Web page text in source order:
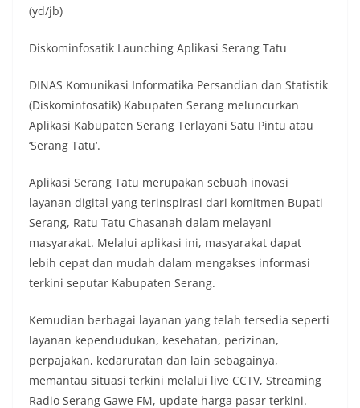
(yd/jb)
Diskominfosatik Launching Aplikasi Serang Tatu
DINAS Komunikasi Informatika Persandian dan Statistik
(Diskominfosatik) Kabupaten Serang meluncurkan
Aplikasi Kabupaten Serang Terlayani Satu Pintu atau
‘Serang Tatu‘.
Aplikasi Serang Tatu merupakan sebuah inovasi
layanan digital yang terinspirasi dari komitmen Bupati
Serang, Ratu Tatu Chasanah dalam melayani
masyarakat. Melalui aplikasi ini, masyarakat dapat
lebih cepat dan mudah dalam mengakses informasi
terkini seputar Kabupaten Serang.
Kemudian berbagai layanan yang telah tersedia seperti
layanan kependudukan, kesehatan, perizinan,
perpajakan, kedaruratan dan lain sebagainya,
memantau situasi terkini melalui live CCTV, Streaming
Radio Serang Gawe FM, update harga pasar terkini.